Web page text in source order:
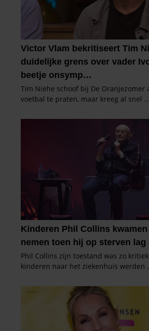
informatie over uw gebruik van onze
partners voor social media, adverteren
partners kunnen deze gegevens
gaat akkoord met onze cookies als u
gebruiken.